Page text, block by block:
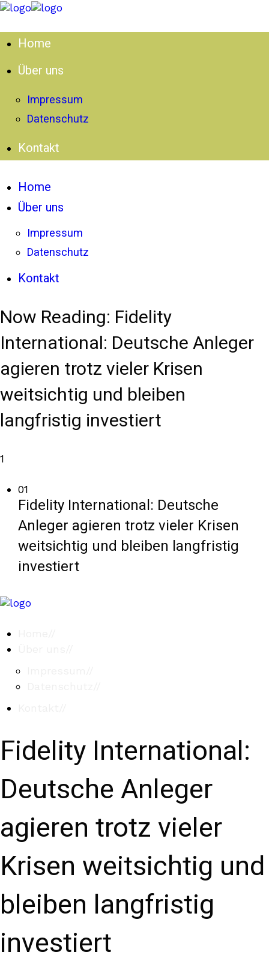
Home
Über uns
Impressum
Datenschutz
Kontakt
Home
Über uns
Impressum
Datenschutz
Kontakt
Now Reading: Fidelity
International: Deutsche Anleger
agieren trotz vieler Krisen
weitsichtig und bleiben
langfristig investiert
1
01
Fidelity International: Deutsche
Anleger agieren trotz vieler Krisen
weitsichtig und bleiben langfristig
investiert
Fidelity International:
Deutsche Anleger
agieren trotz vieler
Krisen weitsichtig und
bleiben langfristig
investiert